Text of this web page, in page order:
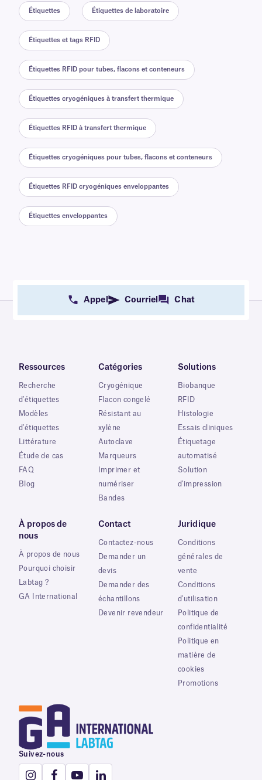
Étiquettes Étiquettes de laboratoire
Étiquettes et tags RFID
Étiquettes RFID pour tubes, flacons et conteneurs
Étiquettes cryogéniques à transfert thermique
Étiquettes RFID à transfert thermique
Étiquettes cryogéniques pour tubes, flacons et conteneurs
Étiquettes RFID cryogéniques enveloppantes
Étiquettes enveloppantes
Appel Courriel Chat
Ressources
Recherche
d'étiquettes
Modèles
d'étiquettes
Littérature
Étude de cas
FAQ
Blog
Catégories
Cryogénique
Flacon congelé
Résistant au
xylène
Autoclave
Marqueurs
Imprimer et
numériser
Bandes
Solutions
Biobanque
RFID
Histologie
Essais cliniques
Étiquetage
automatisé
Solution
d'impression
À propos de
nous
À propos de nous
Pourquoi choisir
Labtag ?
GA International
Contact
Contactez-nous
Demander un
devis
Demander des
échantillons
Devenir revendeur
Juridique
Conditions
générales de
vente
Conditions
d'utilisation
Politique de
confidentialité
Politique en
matière de
cookies
Promotions
Suivez-nous